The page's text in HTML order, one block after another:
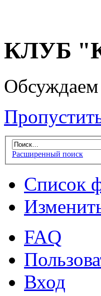
КЛУБ
Обсуждаем
Расширенный поиск
Список
FAQ
Вход